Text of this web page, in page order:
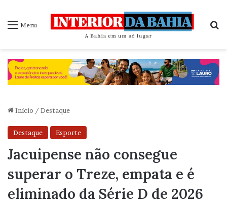
Menu
Início / Destaque
Destaque Esporte
Jacuipense não consegue
superar o Treze, empata e é
eliminado da Série D de 2026